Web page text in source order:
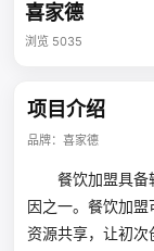
喜家德
浏览 5035
项目介绍
品牌：喜家德
餐饮加盟具备较
因之一。餐饮加
资源共享，让初次